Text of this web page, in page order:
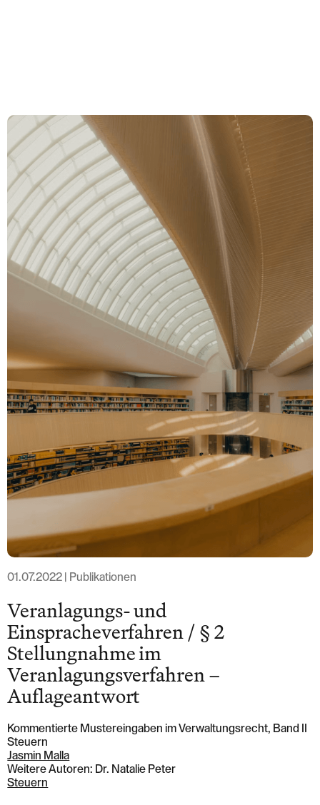
Team
News & Insights
About us
Career
Contact Zurich
Löwenstrasse 1
M: zh@barandun-law.ch
Contact Zug
Bahnhofstrasse 17
6300 Zug
T: +41 41 349 56 56
M: zg@barandun-law.ch
DATA PROTECTIONLINKEDIN
01.07.2022 | Publikationen
Veranlagungs- und
Einspracheverfahren / § 2
Stellungnahme im
Veranlagungsverfahren –
Auflageantwort
Kommentierte Mustereingaben im Verwaltungsrecht, Band II
Steuern
Jasmin Malla
Weitere Autoren: Dr. Natalie Peter
Steuern